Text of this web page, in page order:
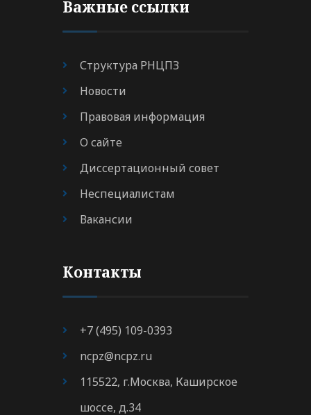
Важные ссылки
Структура РНЦПЗ
Новости
Правовая информация
О сайте
Диссертационный совет
Неспециалистам
Вакансии
Контакты
+7 (495) 109-0393
ncpz@ncpz.ru
115522, г.Москва, Каширское
шоссе, д.34